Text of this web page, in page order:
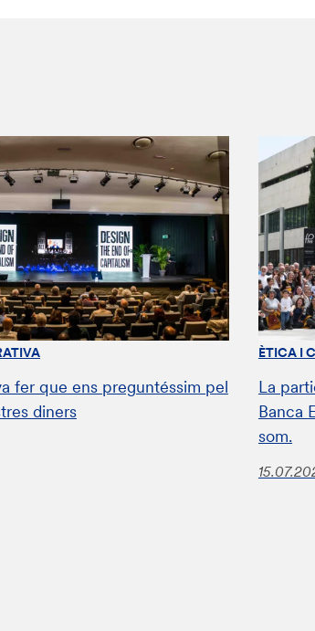
fer que ens preguntéssim pel
diners
ÈTICA I
La
Banca
som.